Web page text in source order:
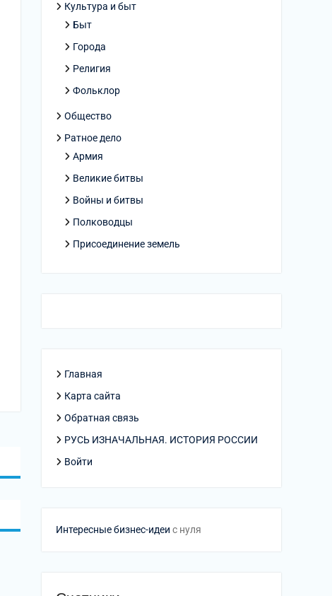
Культура и быт
Быт
Города
Религия
Фольклор
Общество
Ратное дело
Армия
Великие битвы
Войны и битвы
Полководцы
Присоединение земель
Главная
Карта сайта
Обратная связь
РУСЬ ИЗНАЧАЛЬНАЯ. ИСТОРИЯ РОССИИ
Войти
Интересные бизнес-идеи с нуля